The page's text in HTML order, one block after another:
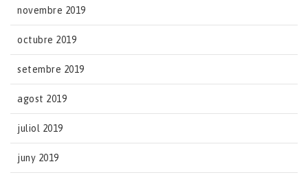
novembre 2019
octubre 2019
setembre 2019
agost 2019
juliol 2019
juny 2019